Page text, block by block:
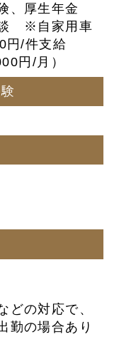
、厚生年金
※自家用車
円/件支給
円/月）
の対応で、
勤の場合あり